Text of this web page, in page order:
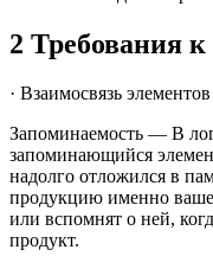
2 Требования к
· Взаимосвязь элементов
Запоминаемость — В
запоминающийся
надолго отложился в
продукцию именно
или вспомнят о ней,
продукт.